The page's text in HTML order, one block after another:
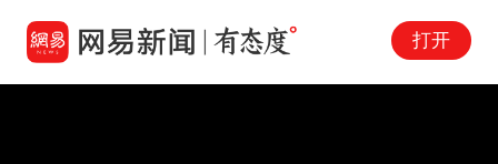
打开